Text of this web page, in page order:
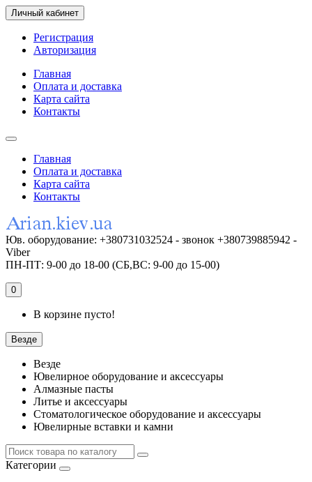
Личный кабинет
Регистрация
Авторизация
Главная
Оплата и доставка
Карта сайта
Контакты
Главная
Оплата и доставка
Карта сайта
Контакты
Юв. оборудование: +380731032524 - звонок +380739885942 -
Viber
ПН-ПТ: 9-00 до 18-00 (СБ,ВС: 9-00 до 15-00)
0
В корзине пусто!
Везде
Везде
Ювелирное оборудование и аксессуары
Алмазные пасты
Литье и аксессуары
Стоматологическое оборудование и аксессуары
Ювелирные вставки и камни
Категории